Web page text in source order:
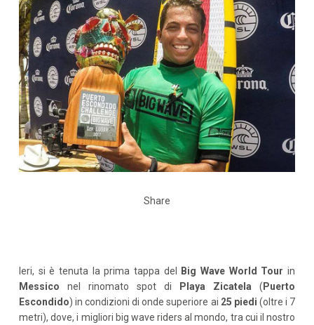
Share
Ieri, si è tenuta la prima tappa del Big Wave World Tour in
Messico nel rinomato spot di Playa Zicatela ( Puerto
Escondido) in condizioni di onde superiore ai 25 piedi (oltre i 7
metri), dove, i migliori big wave riders al mondo, tra cui il nostro